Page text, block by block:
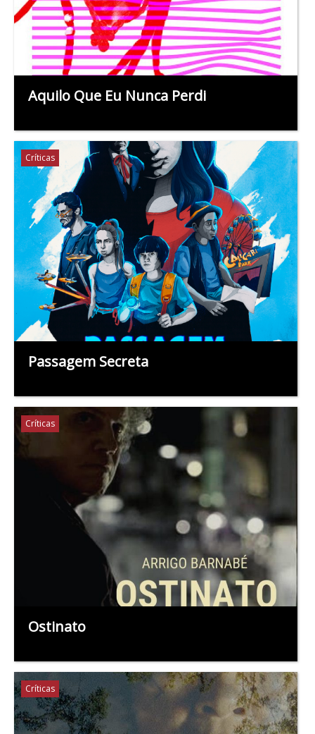
Aquilo Que Eu Nunca Perdi
Críticas
Passagem Secreta
Críticas
Ostinato
Críticas